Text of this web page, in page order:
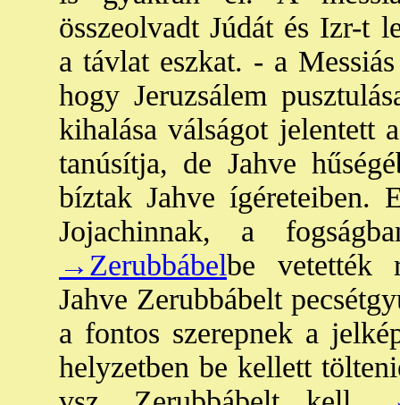
összeolvadt Júdát és Izr-t
a távlat eszkat. - a
hogy Jeruzsálem
kihalása válságot jelentett
tanúsítja, de Jahve
bíztak Jahve ígéreteiben.
Jojachinnak, a
→Zerubbábelbe vetették
Jahve Zerubbábelt
a fontos szerepnek a
helyzetben be kellett